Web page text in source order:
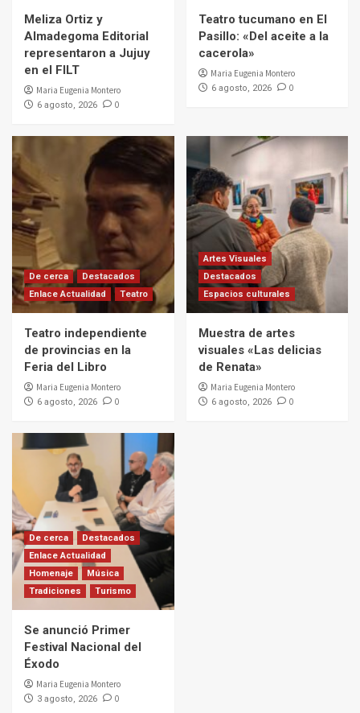
Meliza Ortiz y
Almadegoma Editorial
representaron a Jujuy
en el FILT
Maria Eugenia Montero
6 agosto, 2026 0
Teatro tucumano en El
Pasillo: «Del aceite a la
cacerola»
Maria Eugenia Montero
6 agosto, 2026 0
De cerca
Destacados
Enlace Actualidad
Teatro
Teatro independiente
de provincias en la
Feria del Libro
Maria Eugenia Montero
6 agosto, 2026 0
Artes Visuales
Destacados
Espacios culturales
Muestra de artes
visuales «Las delicias
de Renata»
Maria Eugenia Montero
6 agosto, 2026 0
De cerca
Destacados
Enlace Actualidad
Homenaje
Música
Tradiciones
Turismo
Se anunció Primer
Festival Nacional del
Éxodo
Maria Eugenia Montero
3 agosto, 2026 0